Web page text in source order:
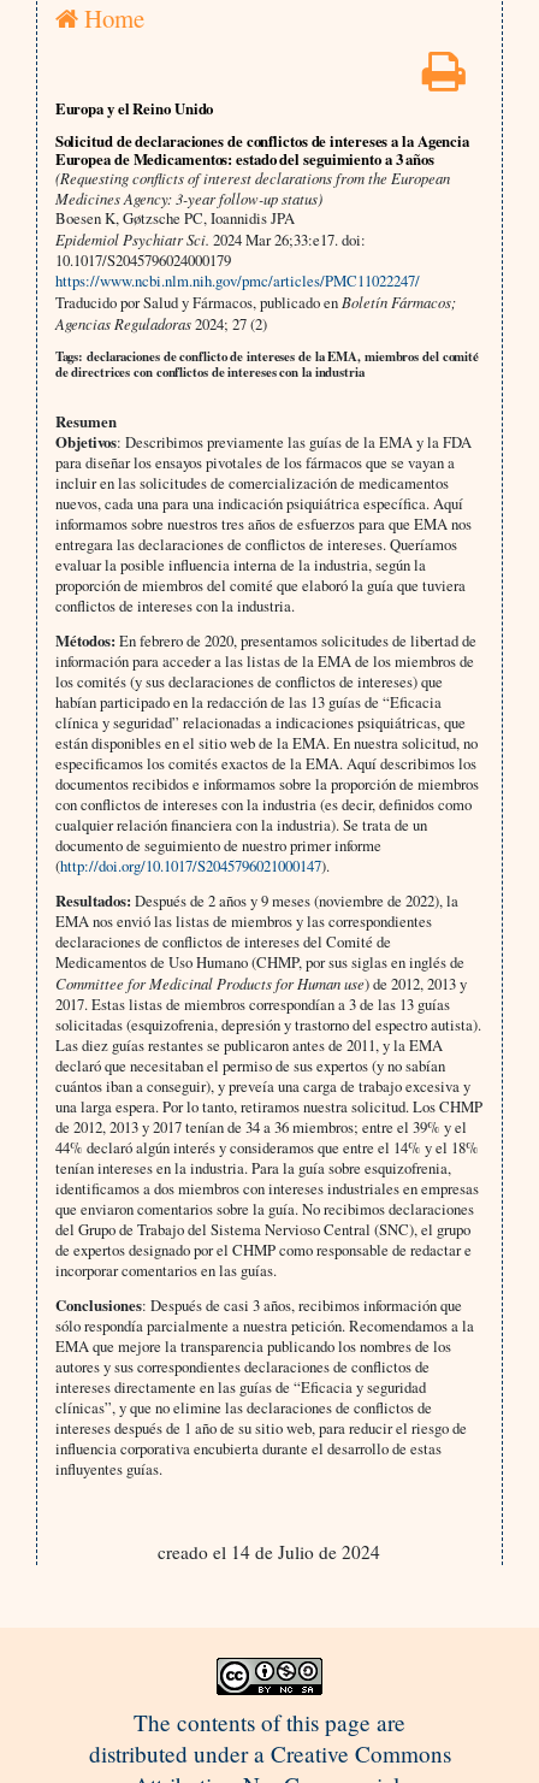
Home
Europa y el Reino Unido
Solicitud de declaraciones de conflictos de intereses a la Agencia
Europea de Medicamentos: estado del seguimiento a 3 años
(Requesting conflicts of interest declarations from the European
Medicines Agency: 3-year follow-up status)
Boesen K, Gøtzsche PC, Ioannidis JPA
Epidemiol Psychiatr Sci. 2024 Mar 26;33:e17. doi:
10.1017/S2045796024000179
https://www.ncbi.nlm.nih.gov/pmc/articles/PMC11022247/
Traducido por Salud y Fármacos, publicado en Boletín Fármacos;
Agencias Reguladoras2024; 27 (2)
Tags: declaraciones de conflicto de intereses de la EMA, miembros del comité
de directrices con conflictos de intereses con la industria
Resumen
Objetivos: Describimos previamente las guías de la EMA y la FDA
para diseñar los ensayos pivotales de los fármacos que se vayan a
incluir en las solicitudes de comercialización de medicamentos
nuevos, cada una para una indicación psiquiátrica específica. Aquí
informamos sobre nuestros tres años de esfuerzos para que EMA nos
entregara las declaraciones de conflictos de intereses. Queríamos
evaluar la posible influencia interna de la industria, según la
proporción de miembros del comité que elaboró la guía que tuviera
conflictos de intereses con la industria.
Métodos: En febrero de 2020, presentamos solicitudes de libertad de
información para acceder a las listas de la EMA de los miembros de
los comités (y sus declaraciones de conflictos de intereses) que
habían participado en la redacción de las 13 guías de “Eficacia
clínica y seguridad” relacionadas a indicaciones psiquiátricas, que
están disponibles en el sitio web de la EMA. En nuestra solicitud, no
especificamos los comités exactos de la EMA. Aquí describimos los
documentos recibidos e informamos sobre la proporción de miembros
con conflictos de intereses con la industria (es decir, definidos como
cualquier relación financiera con la industria). Se trata de un
documento de seguimiento de nuestro primer informe
(http://doi.org/10.1017/S2045796021000147).
Resultados: Después de 2 años y 9 meses (noviembre de 2022), la
EMA nos envió las listas de miembros y las correspondientes
declaraciones de conflictos de intereses del Comité de
Medicamentos de Uso Humano (CHMP, por sus siglas en inglés de
Committee for Medicinal Products for Human use) de 2012, 2013 y
2017. Estas listas de miembros correspondían a 3 de las 13 guías
solicitadas (esquizofrenia, depresión y trastorno del espectro autista).
Las diez guías restantes se publicaron antes de 2011, y la EMA
declaró que necesitaban el permiso de sus expertos (y no sabían
cuántos iban a conseguir), y preveía una carga de trabajo excesiva y
una larga espera. Por lo tanto, retiramos nuestra solicitud. Los CHMP
de 2012, 2013 y 2017 tenían de 34 a 36 miembros; entre el 39% y el
44% declaró algún interés y consideramos que entre el 14% y el 18%
tenían intereses en la industria. Para la guía sobre esquizofrenia,
identificamos a dos miembros con intereses industriales en empresas
que enviaron comentarios sobre la guía. No recibimos declaraciones
del Grupo de Trabajo del Sistema Nervioso Central (SNC), el grupo
de expertos designado por el CHMP como responsable de redactar e
incorporar comentarios en las guías.
Conclusiones: Después de casi 3 años, recibimos información que
sólo respondía parcialmente a nuestra petición. Recomendamos a la
EMA que mejore la transparencia publicando los nombres de los
autores y sus correspondientes declaraciones de conflictos de
intereses directamente en las guías de “Eficacia y seguridad
clínicas”, y que no elimine las declaraciones de conflictos de
intereses después de 1 año de su sitio web, para reducir el riesgo de
influencia corporativa encubierta durante el desarrollo de estas
influyentes guías.
creado el 14 de Julio de 2024
The contents of this page are
distributed under a Creative Commons